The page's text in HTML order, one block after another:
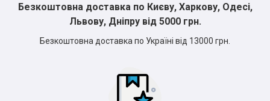
Безкоштовна доставка по Києву, Харкову, Одесі,
Львову, Дніпру від 5000 грн.
Безкоштовна доставка по Україні від 13000 грн.